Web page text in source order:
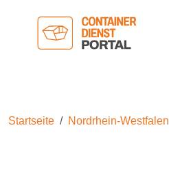
Startseite Nordrhein-Westfalen